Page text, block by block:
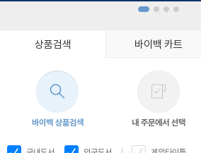
상품검색 바이백 카트
바이백 상품검색 내 주문에서 선택